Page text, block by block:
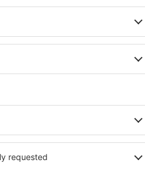
Ce fel de facilităţi voi
Hotelurile în Mount Prospect
pentru oaspeți. Cele mai
wellness cu SPA, mini bar/seif în
de luat masa, zonă de joacă
broșuri informative despre cele
din zonă. Unele proprietăți
aeroport. Uneori, acestea
turistice de top în Mount Prospect.